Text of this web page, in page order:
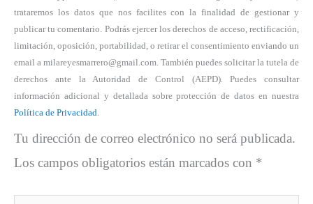
trataremos los datos que nos facilites con la finalidad de gestionar y
publicar tu comentario. Podrás ejercer los derechos de acceso, rectificación,
limitación, oposición, portabilidad, o retirar el consentimiento enviando un
email a milareyesmarrero@gmail.com. También puedes solicitar la tutela de
derechos ante la Autoridad de Control (AEPD). Puedes consultar
información adicional y detallada sobre protección de datos en nuestra
Política de Privacidad.
Tu dirección de correo electrónico no será publicada.
Los campos obligatorios están marcados con *